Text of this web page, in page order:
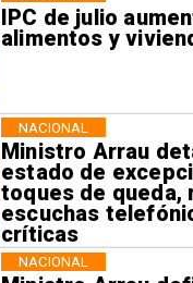
IPC de julio
alimentos y
Ministro Arrau
estado de
toques de queda,
escuchas
críticas
NACIONAL
NACIONAL